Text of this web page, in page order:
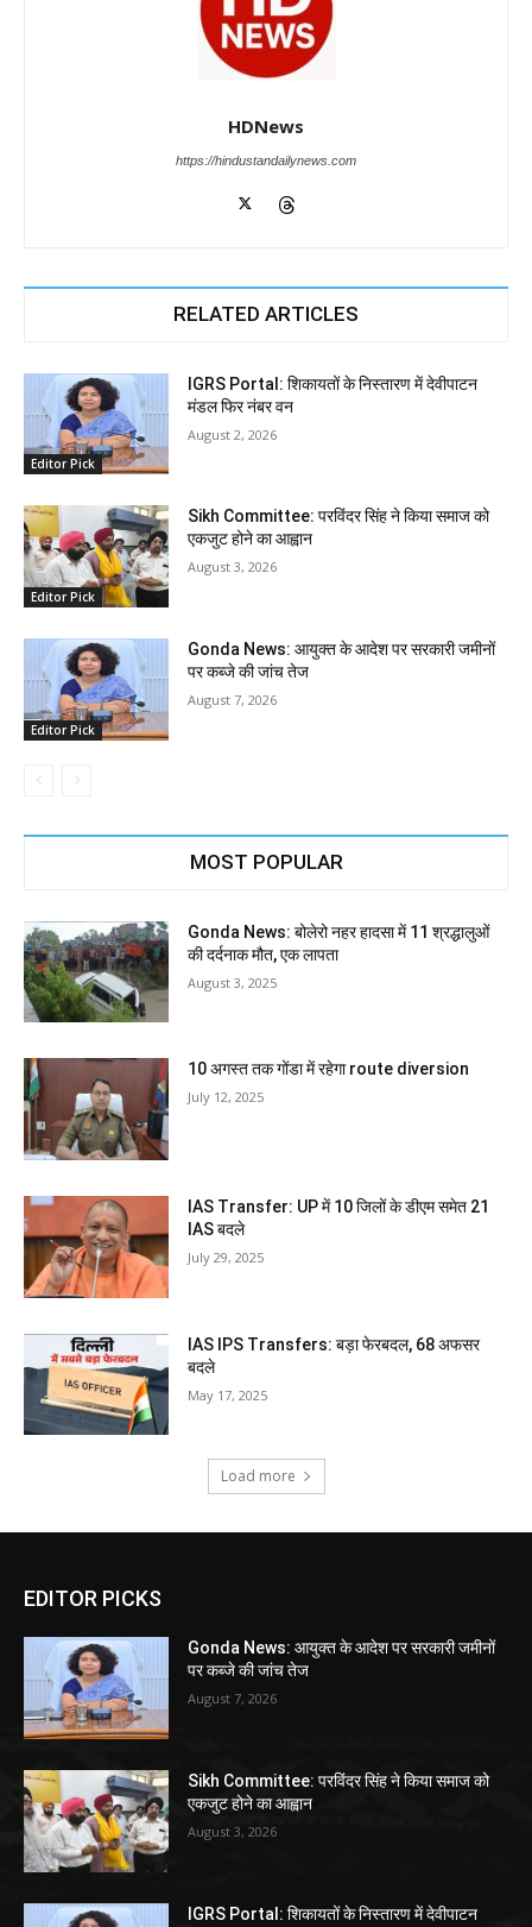
HDNews
https://hindustandailynews.com
RELATED ARTICLES
Editor Pick
IGRS Portal: शिकायतों के निस्तारण में देवीपाटन
मंडल फिर नंबर वन
August 2, 2026
Editor Pick
Sikh Committee: परविंदर सिंह ने किया समाज को
एकजुट होने का आह्वान
August 3, 2026
Editor Pick
Gonda News: आयुक्त के आदेश पर सरकारी जमीनों
पर कब्जे की जांच तेज
August 7, 2026
MOST POPULAR
Gonda News: बोलेरो नहर हादसा में 11 श्रद्धालुओं
की दर्दनाक मौत, एक लापता
August 3, 2025
10 अगस्त तक गोंडा में रहेगा route diversion
July 12, 2025
IAS Transfer: UP में 10 जिलों के डीएम समेत 21
IAS बदले
July 29, 2025
IAS IPS Transfers: बड़ा फेरबदल, 68 अफसर
बदले
May 17, 2025
Load more
EDITOR PICKS
Gonda News: आयुक्त के आदेश पर सरकारी जमीनों
पर कब्जे की जांच तेज
August 7, 2026
Sikh Committee: परविंदर सिंह ने किया समाज को
एकजुट होने का आह्वान
August 3, 2026
IGRS Portal: शिकायतों के निस्तारण में देवीपाटन